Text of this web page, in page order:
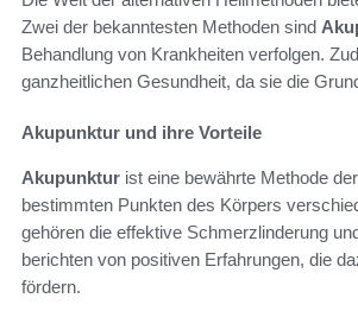
Zwei der bekanntesten Methoden sind
Behandlung von Krankheiten verfolgen.
ganzheitlichen Gesundheit, da sie die
Akupunktur und ihre Vorteile
Akupunktur ist eine bewährte Methode
bestimmten Punkten des Körpers
gehören die effektive Schmerzlinderung
berichten von positiven Erfahrungen, die
fördern.